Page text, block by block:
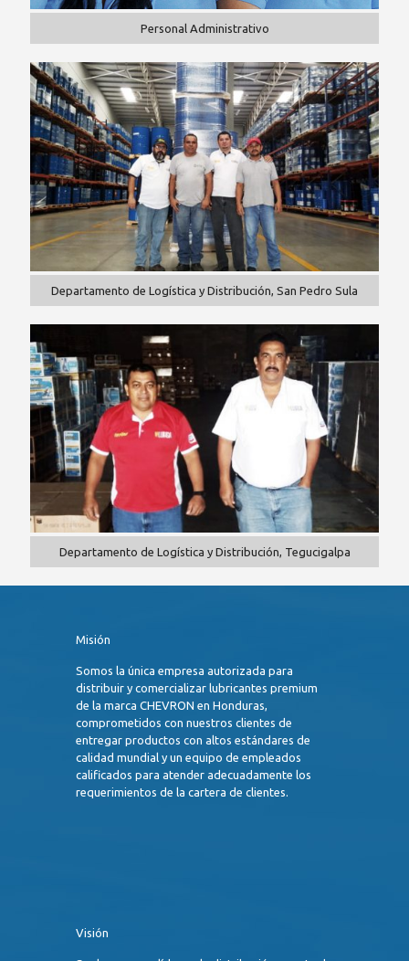
Personal Administrativo
Departamento de Logística y Distribución, San Pedro Sula
Departamento de Logística y Distribución, Tegucigalpa
Misión
Somos la única empresa autorizada para
distribuir y comercializar lubricantes premium
de la marca CHEVRON en Honduras,
comprometidos con nuestros clientes de
entregar productos con altos estándares de
calidad mundial y un equipo de empleados
calificados para atender adecuadamente los
requerimientos de la cartera de clientes.
Visión